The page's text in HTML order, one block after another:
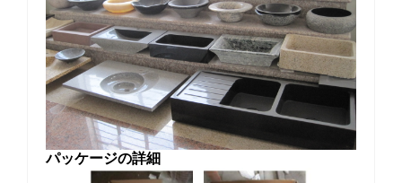
パッケージの詳細